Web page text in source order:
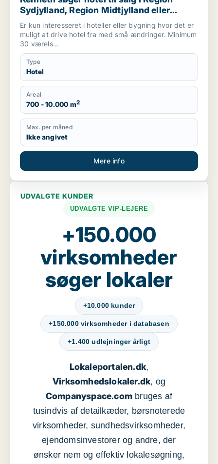
Sydjylland, Region Midtjylland eller
Mariager
Er kun interesseret i hoteller eller bygning hvor det er
muligt at drive hotel fra med små ændringer. Minimum
30 værels...
Type
Hotel
Areal
700 - 10.000 m2
Max. per måned
Ikke angivet
Mere info
UDVALGTE KUNDER
UDVALGTE VIP-LEJERE
+150.000
virksomheder
søger lokaler
+10.000 kunder
+150.000 virksomheder i databasen
+1.400 udlejninger årligt
Lokaleportalen.dk,
Virksomhedslokaler.dk, og
Companyspace.com bruges af
tusindvis af detailkæder, børsnoterede
virksomheder, sundhedsvirksomheder,
ejendomsinvestorer og andre, der
ønsker nem og effektiv lokalesøgning,